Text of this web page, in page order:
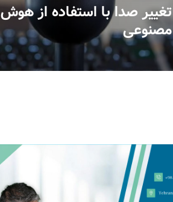
تغییر صدا با استفاده از هوش
مصنوعی